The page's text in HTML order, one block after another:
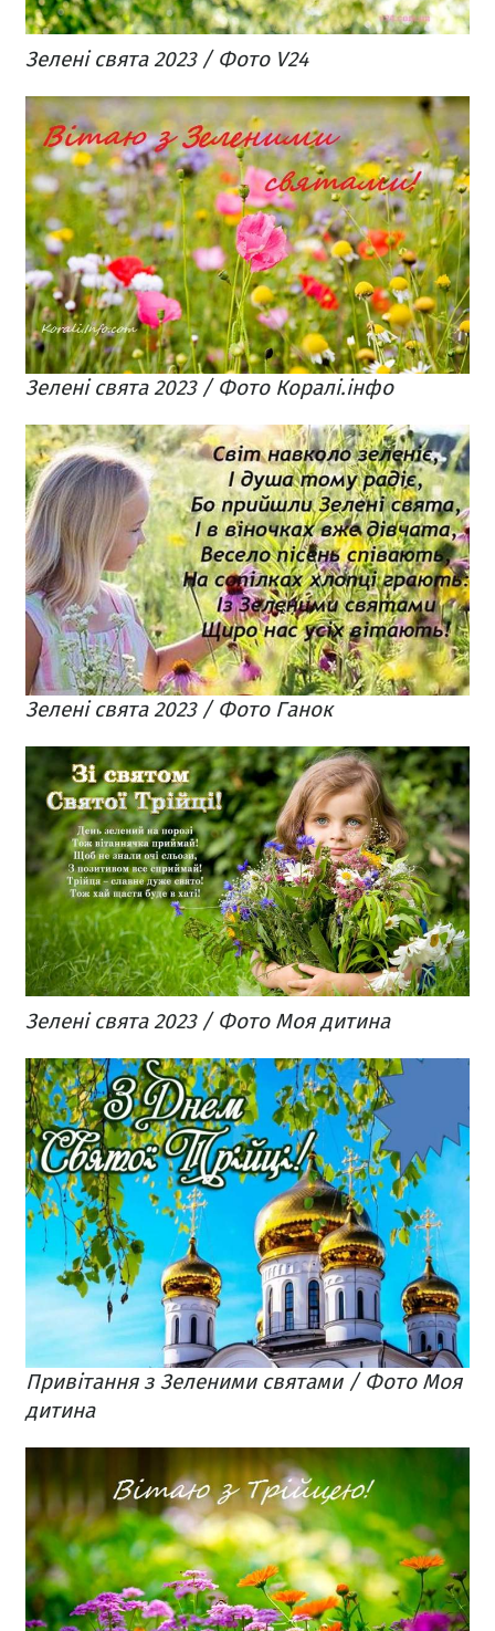
Зелені свята 2023 / Фото V24
Зелені свята 2023 / Фото Коралі.інфо
Зелені свята 2023 / Фото Ганок
Зелені свята 2023 / Фото Моя дитина
Привітання з Зеленими святами / Фото Моя
дитина